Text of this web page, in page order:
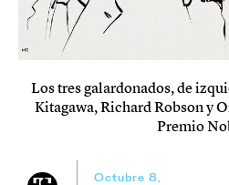
Los tres galardonados, de
Kitagawa, Richard Robson y
Premio
Octubre 8,